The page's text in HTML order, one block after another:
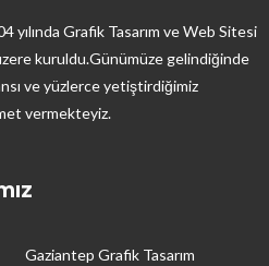
yılında Grafik Tasarım ve Web Sitesi
kuruldu.Günümüze gelindiğinde
ve yüzlerce yetiştirdiğimiz
vermekteyiz.
Gaziantep Grafik Tasarım